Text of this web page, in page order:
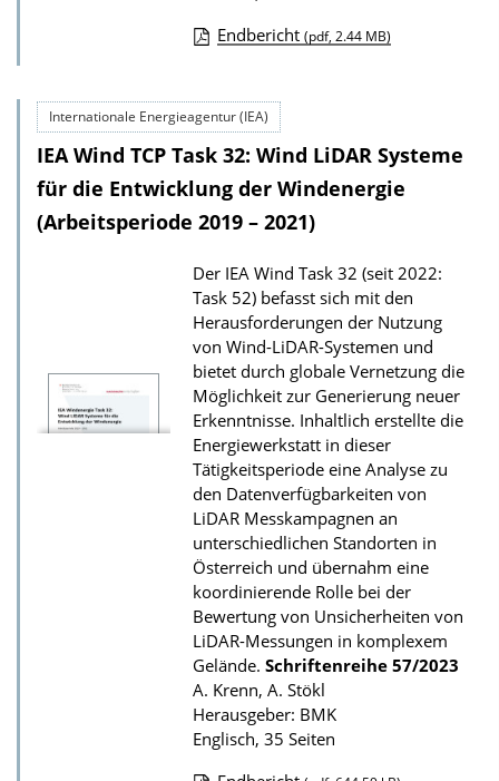
w
n
l
o
d
s
z
u
r
P
u
b
l
i
k
a
t
i
o
n
Endbericht (pdf, 2.44 MB)
Internationale Energieagentur (IEA)
IEA Wind TCP Task 32: Wind LiDAR Systeme
für die Entwicklung der Windenergie
(Arbeitsperiode 2019 – 2021)
Der IEA Wind Task 32 (seit 2022:
Task 52) befasst sich mit den
Herausforderungen der Nutzung
von Wind-LiDAR-Systemen und
bietet durch globale Vernetzung die
Möglichkeit zur Generierung neuer
Erkenntnisse. Inhaltlich erstellte die
Energie­werkstatt in dieser
Tätigkeitsperiode eine Analyse zu
den Datenverfügbar­keiten von
LiDAR Messkampagnen an
unterschiedlichen Standorten in
Österreich und übernahm eine
koordinierende Rolle bei der
Bewertung von Unsicherheiten von
LiDAR-Messungen in komplexem
Gelände. Schriftenreihe 57/2023
A. Krenn, A. Stökl
Herausgeber: BMK
Englisch, 35 Seiten